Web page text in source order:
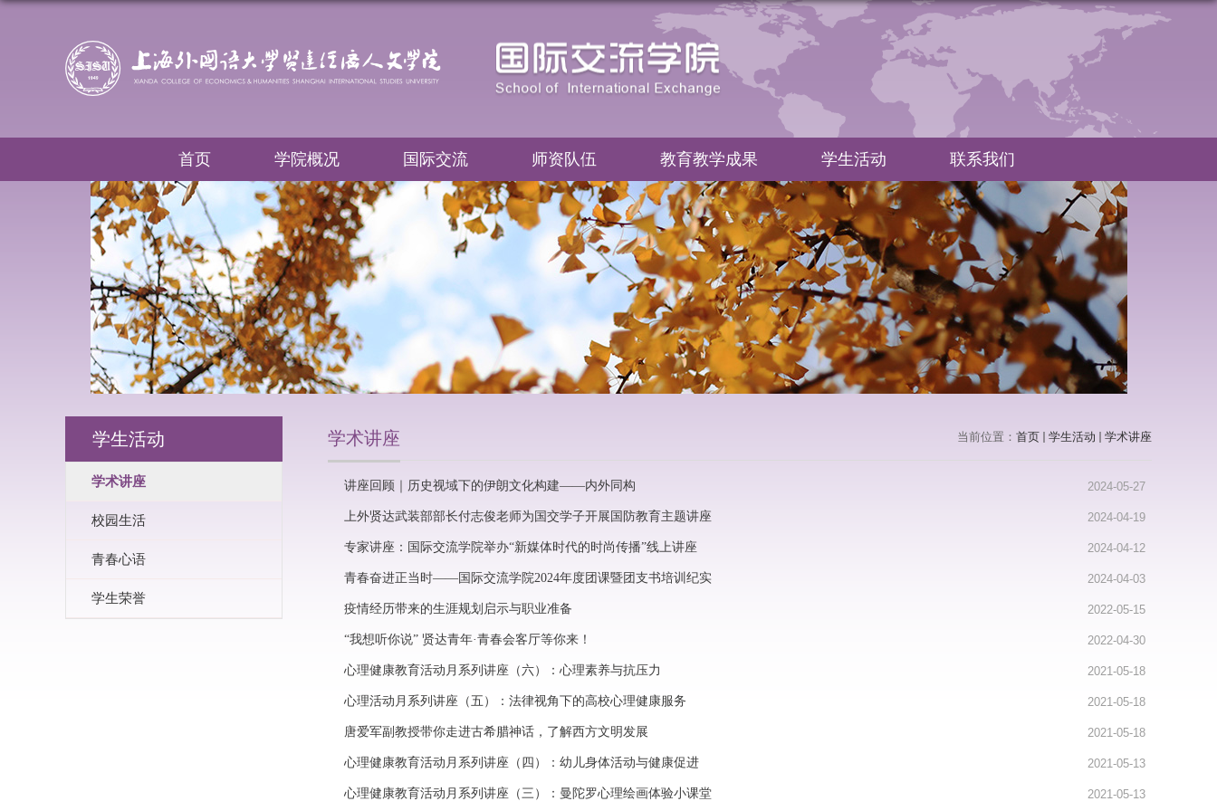
首页 学院概况 国际交流 师资队伍 教育教学成果 学生活动 联系我们
学生活动
学术讲座
校园生活
青春心语
学生荣誉
当前位置： 首页 学生活动 学术讲座
学术讲座
讲座回顾｜历史视域下的伊朗文化构建——内外同构 2024-05-27
上外贤达武装部部长付志俊老师为国交学子开展国防教育主题讲座 2024-04-19
专家讲座：国际交流学院举办“新媒体时代的时尚传播”线上讲座 2024-04-12
青春奋进正当时——国际交流学院2024年度团课暨团支书培训纪实 2024-04-03
疫情经历带来的生涯规划启示与职业准备 2022-05-15
“我想听你说” 贤达青年·青春会客厅等你来！ 2022-04-30
心理健康教育活动月系列讲座（六）：心理素养与抗压力 2021-05-18
心理活动月系列讲座（五）：法律视角下的高校心理健康服务 2021-05-18
唐爱军副教授带你走进古希腊神话，了解西方文明发展 2021-05-18
心理健康教育活动月系列讲座（四）：幼儿身体活动与健康促进 2021-05-13
心理健康教育活动月系列讲座（三）：曼陀罗心理绘画体验小课堂 2021-05-13